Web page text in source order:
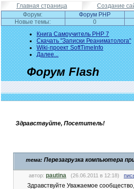
Главная страница Создание
Форум:
Форум PHP
Новые темы:
0
Книга Самоучитель PHP 7
Скачать "Записки Реаниматолога"
Wiki-проект SoftTimeInfo
Далее...
Форум Flash
Здравствуйте, Посетитель!
тема: Перезагрузка компьютера
автор: pautina (26.06.2011 в 12:18)
Здравствуйте Уважаемое сообщество,